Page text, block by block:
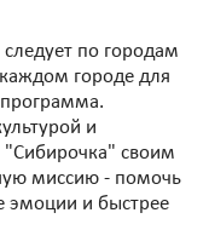
по городам
городе для
программа.
и
своим
миссию - помочь
эмоции и быстрее